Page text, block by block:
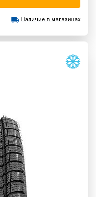
Наличие в магазинах